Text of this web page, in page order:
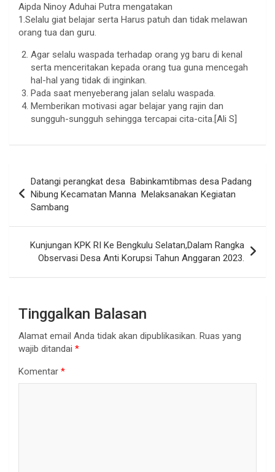
Aipda Ninoy Aduhai Putra mengatakan
1.Selalu giat belajar serta Harus patuh dan tidak melawan
orang tua dan guru.
Agar selalu waspada terhadap orang yg baru di kenal
serta menceritakan kepada orang tua guna mencegah
hal-hal yang tidak di inginkan.
Pada saat menyeberang jalan selalu waspada.
Memberikan motivasi agar belajar yang rajin dan
sungguh-sungguh sehingga tercapai cita-cita.[Ali S]
pos
Datangi perangkat desa Babinkamtibmas desa Padang
Nibung Kecamatan Manna Melaksanakan Kegiatan
Sambang
Kunjungan KPK RI Ke Bengkulu Selatan,Dalam Rangka
Observasi Desa Anti Korupsi Tahun Anggaran 2023.
Tinggalkan Balasan
Alamat email Anda tidak akan dipublikasikan. Ruas yang
wajib ditandai *
Komentar *